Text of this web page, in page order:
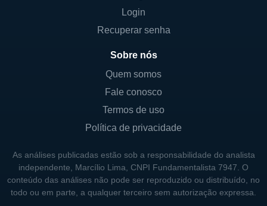
Login
Recuperar senha
Sobre nós
Quem somos
Fale conosco
Termos de uso
Política de privacidade
As análises publicadas estão sob a responsabilidade do analista
independente, Marcílio Lima, CNPI Fundamentalista 7947. O
conteúdo das análises não pode ser reproduzido ou distribuído, no
todo ou em parte, a qualquer terceiro sem autorização expressa.